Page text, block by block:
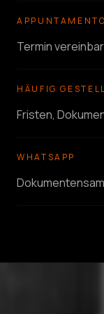
APPUNTAMENTO
Termin
HÄUFIG
Fristen,
WHATSAPP